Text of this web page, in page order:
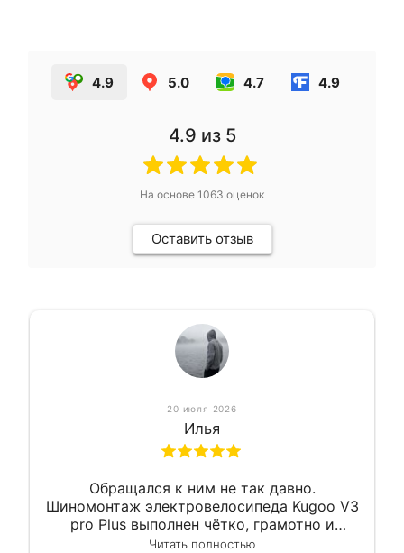
4.9 5.0 4.7 4.9
4.9 из 5
На основе 1063 оценок
Оставить отзыв
20 июля 2026
Илья
Обращался к ним не так давно.
Шиномонтаж электровелосипеда Kugoo V3
pro Plus выполнен чётко, грамотно и
квалифицированно. Всё сделано
Читать полностью